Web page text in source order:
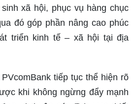
xã hội, phục vụ hàng chục
đó góp phần nâng cao phúc
triển kinh tế – xã hội tại địa
tiếp tục thể hiện rõ
khi không ngừng đẩy mạnh